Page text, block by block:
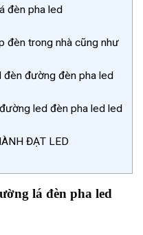
đèn pha led
đèn trong nhà cũng như
đèn đường đèn pha led
led đèn pha led led
ĐẠT LED
lá đèn pha led